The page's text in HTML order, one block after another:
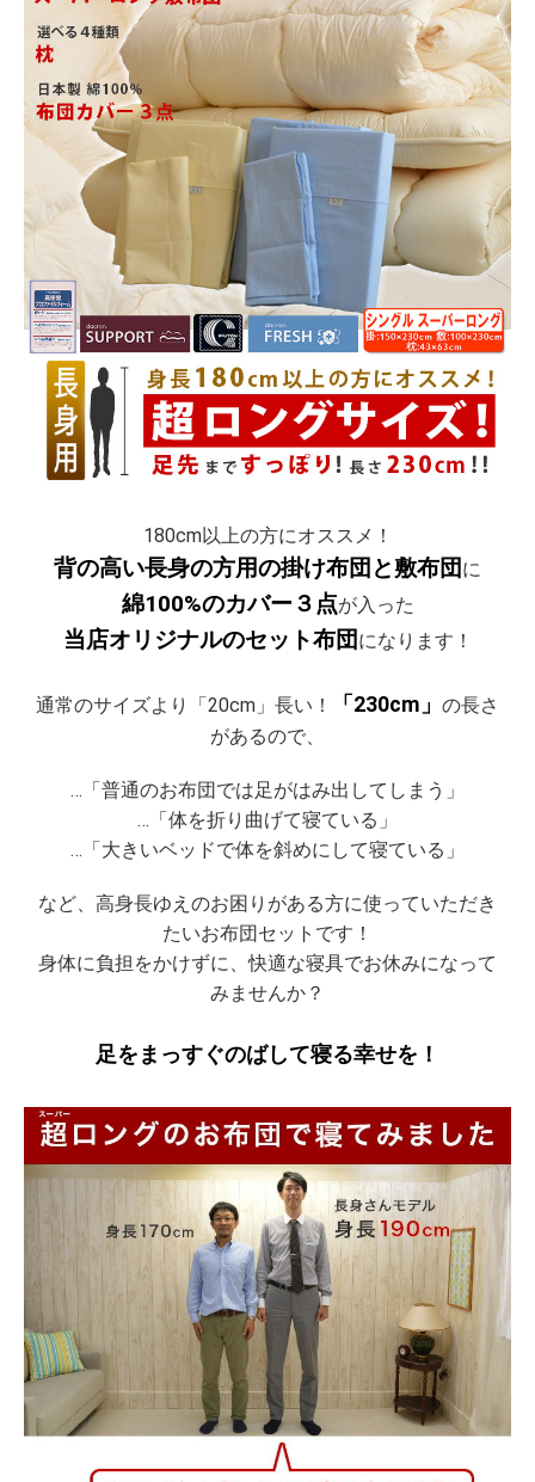
180cm以上の方にオススメ！
背の高い長身の方用の掛け布団と敷布団 に
綿100%のカバー３点が入った
当店オリジナルのセット布団 になります！
通常のサイズより「20cm」長い！ 「230cm」 の長さ
があるので、
…「普通のお布団では足がはみ出してしまう」
…「体を折り曲げて寝ている」
…「大きいベッドで体を斜めにして寝ている」
など、高身長ゆえのお困りがある方に使っていただき
たいお布団セットです！
身体に負担をかけずに、快適な寝具でお休みになって
みませんか？
足をまっすぐのばして寝る幸せを！